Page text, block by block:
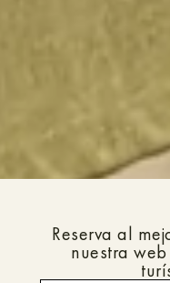
Reserva al
nuestra